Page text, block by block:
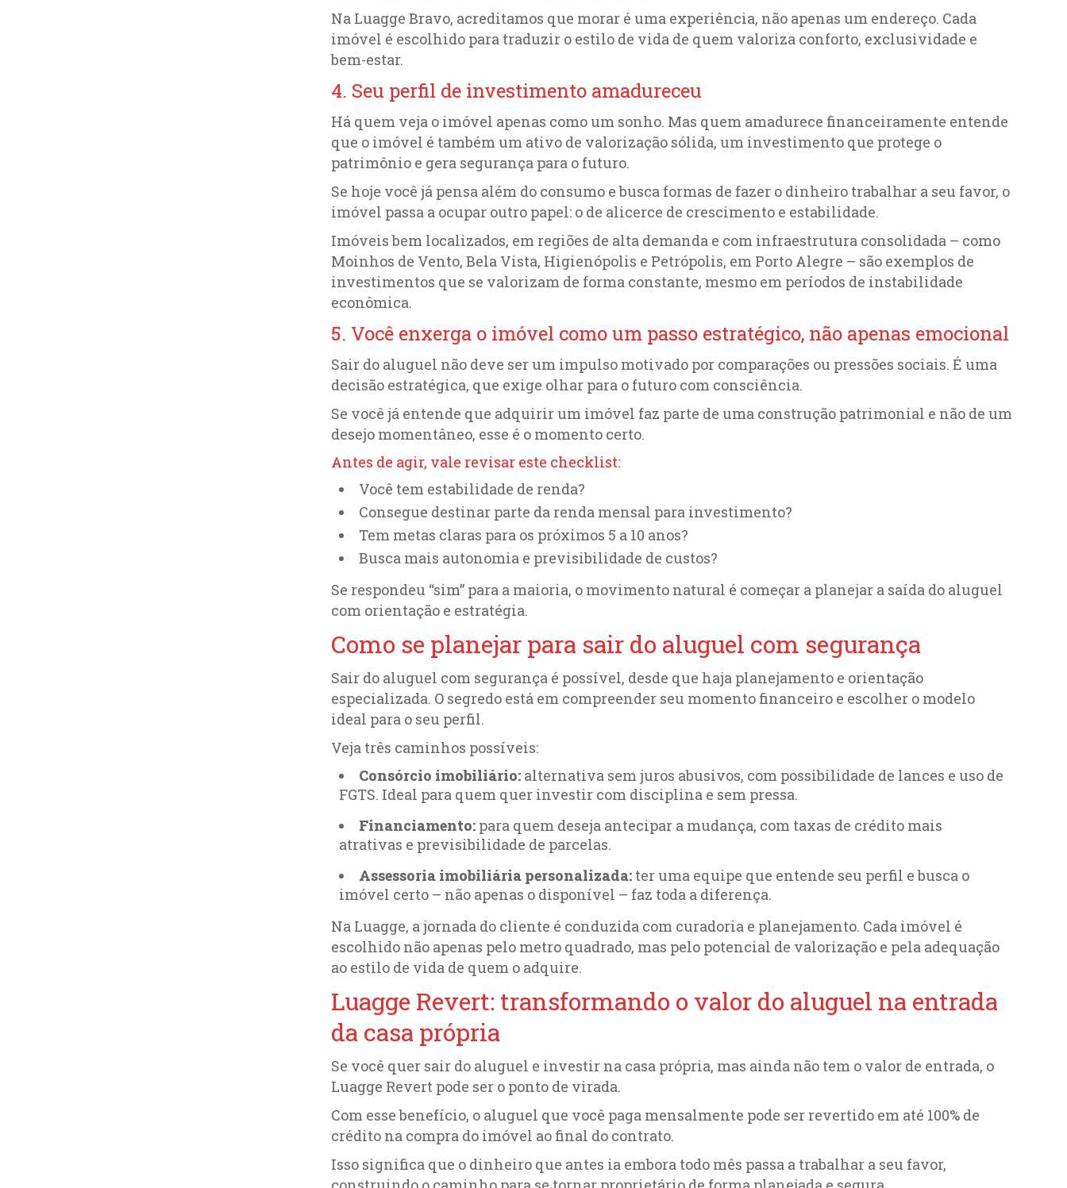
Na Luagge Bravo, acreditamos que morar é uma experiência, não apenas um endereço. Cada
imóvel é escolhido para traduzir o estilo de vida de quem valoriza conforto, exclusividade e
bem-estar.
4. Seu perfil de investimento amadureceu
Há quem veja o imóvel apenas como um sonho. Mas quem amadurece financeiramente entende
que o imóvel é também um ativo de valorização sólida, um investimento que protege o
patrimônio e gera segurança para o futuro.
Se hoje você já pensa além do consumo e busca formas de fazer o dinheiro trabalhar a seu favor, o
imóvel passa a ocupar outro papel: o de alicerce de crescimento e estabilidade.
Imóveis bem localizados, em regiões de alta demanda e com infraestrutura consolidada – como
Moinhos de Vento, Bela Vista, Higienópolis e Petrópolis, em Porto Alegre – são exemplos de
investimentos que se valorizam de forma constante, mesmo em períodos de instabilidade
econômica.
5. Você enxerga o imóvel como um passo estratégico, não apenas emocional
Sair do aluguel não deve ser um impulso motivado por comparações ou pressões sociais. É uma
decisão estratégica, que exige olhar para o futuro com consciência.
Se você já entende que adquirir um imóvel faz parte de uma construção patrimonial e não de um
desejo momentâneo, esse é o momento certo.
Antes de agir, vale revisar este checklist:
Você tem estabilidade de renda?
Consegue destinar parte da renda mensal para investimento?
Tem metas claras para os próximos 5 a 10 anos?
Busca mais autonomia e previsibilidade de custos?
Se respondeu “sim” para a maioria, o movimento natural é começar a planejar a saída do aluguel
com orientação e estratégia.
Como se planejar para sair do aluguel com segurança
Sair do aluguel com segurança é possível, desde que haja planejamento e orientação
especializada. O segredo está em compreender seu momento financeiro e escolher o modelo
ideal para o seu perfil.
Veja três caminhos possíveis:
Consórcio imobiliário: alternativa sem juros abusivos, com possibilidade de lances e uso de
FGTS. Ideal para quem quer investir com disciplina e sem pressa.
Financiamento: para quem deseja antecipar a mudança, com taxas de crédito mais
atrativas e previsibilidade de parcelas.
Assessoria imobiliária personalizada: ter uma equipe que entende seu perfil e busca o
imóvel certo – não apenas o disponível – faz toda a diferença.
Na Luagge, a jornada do cliente é conduzida com curadoria e planejamento. Cada imóvel é
escolhido não apenas pelo metro quadrado, mas pelo potencial de valorização e pela adequação
ao estilo de vida de quem o adquire.
Luagge Revert: transformando o valor do aluguel na entrada
da casa própria
Se você quer sair do aluguel e investir na casa própria, mas ainda não tem o valor de entrada, o
Luagge Revert pode ser o ponto de virada.
Com esse benefício, o aluguel que você paga mensalmente pode ser revertido em até 100% de
crédito na compra do imóvel ao final do contrato.
Isso significa que o dinheiro que antes ia embora todo mês passa a trabalhar a seu favor,